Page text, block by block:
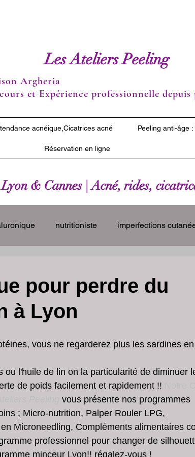
Les Ateliers Peeling
Argheria
et Expérience professionnelle depuis
acnéique,Cicatrices acné Peeling anti-âge
Réservation en ligne
& Cannes | Acné, rides,
nutritioniste imperfections
lyon
soins de peau
clinique peeling lyon centre esthétique
acné Grains de Milium Visage
acné visage dermatologue
pour perdre du
à Lyon
vous ne regarderez plus les sardines
ou l'huile de lin on la particularité de diminuer
de poids facilement et rapidement !!
vous présente nos programmes
; Micro-nutrition, Palper Rouler LPG,
Microneedling, Compléments alimentaires
professionnel pour changer de
minceur Lyon!! régalez-vous !